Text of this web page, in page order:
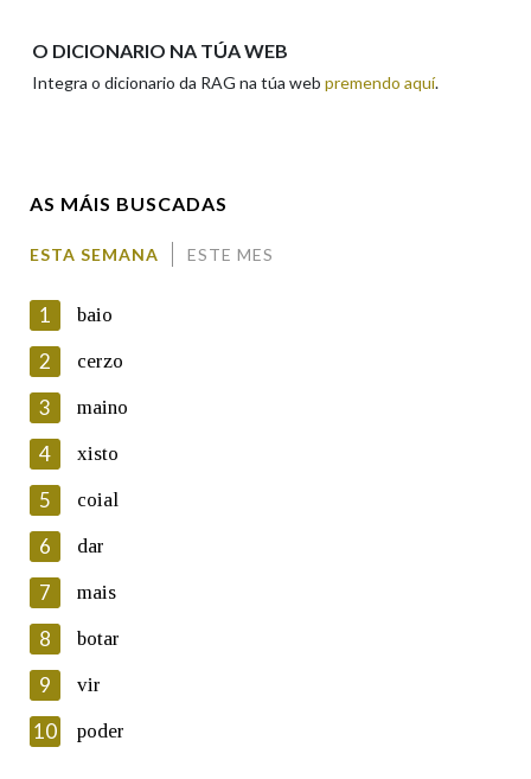
En cumprimento da normativa vixente en materia de
Protección de Datos de Carácter Persoal, a Real Academia
Galega informa a aqueles usuarios que faciliten o seu correo
electrónico, así como calquera outra información de carácter
persoal, que estes datos serán obxecto de tratamento
automatizado de carácter confidencial e incorporados aos seus
ficheiros informáticos. Así mesmo, os usuarios poderán exercer o
seu dereito de acceso, rectificación, oposición e cancelación dos
seus datos poñéndose en contacto connosco.
Lin e acepto as condicións da política de
Introduce o código que aparece na imaxe:
O DICIONARIO NA TÚA WEB
Integra o dicionario da RAG na túa web premendo aquí.
AS MÁIS BUSCADAS
ESTA SEMANA ESTE MES
1 baio
2 cerzo
3 maino
4 xisto
5 coial
6 dar
7 mais
8 botar
9 vir
10 poder